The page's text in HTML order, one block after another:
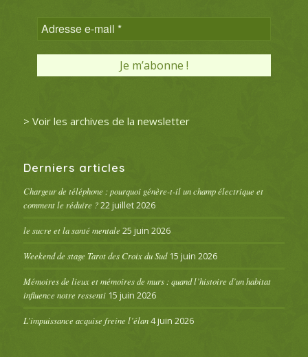
> Voir les archives de la newsletter
Derniers articles
Chargeur de téléphone : pourquoi génère-t-il un champ électrique et
comment le réduire ? 22 juillet 2026
le sucre et la santé mentale 25 juin 2026
Weekend de stage Tarot des Croix du Sud 15 juin 2026
Mémoires de lieux et mémoires de murs : quand l’histoire d’un habitat
influence notre ressenti 15 juin 2026
L’impuissance acquise freine l’élan 4 juin 2026